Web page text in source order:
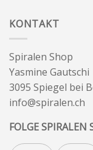
KONTAKT
Spiralen Shop
Yasmine Gautschi
3095 Spiegel bei
info@spiralen.ch
FOLGE SPIRALEN